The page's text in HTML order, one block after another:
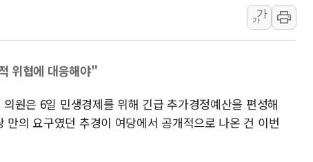
SK하이닉스, 주주환원
'무순위' 기회 왔다…신길
현대해상, 유튜브 양육 콘
[컨콜] 롯데케미칼, "LPG
대형 저축은행 4%대 예
가
가
위협에 대응해야"
원은 6일 민생경제를 위해 긴급 추가경정예산을 편성해
의 요구였던 추경이 여당에서 공개적으로 나온 건 이번